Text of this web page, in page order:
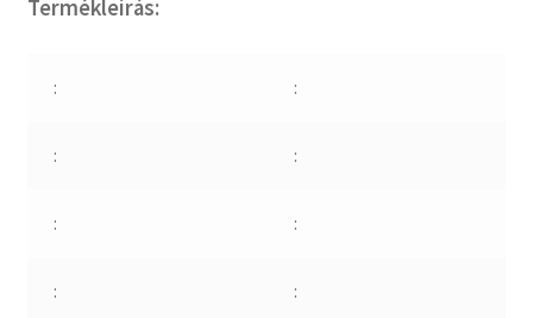
Termékleírás:
: :
: :
: :
: :